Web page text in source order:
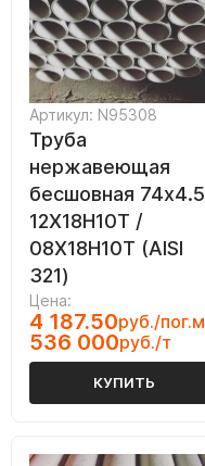
Артикул: N95308
Труба
нержавеющая
бесшовная 74х4.5
12Х18Н10Т /
08Х18Н10Т (AISI
321)
Цена:
4 187.50руб./пог.м
536 000руб./т
КУПИТЬ